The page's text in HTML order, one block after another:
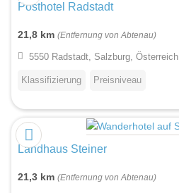
Posthotel Radstadt
21,8 km (Entfernung von Abtenau)
5550 Radstadt, Salzburg, Österreich
Klassifizierung Preisniveau
Landhaus Steiner
21,3 km (Entfernung von Abtenau)